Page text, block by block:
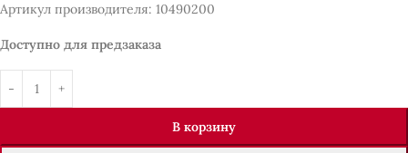
Артикул производителя: 10490200
Доступно для предзаказа
В корзину